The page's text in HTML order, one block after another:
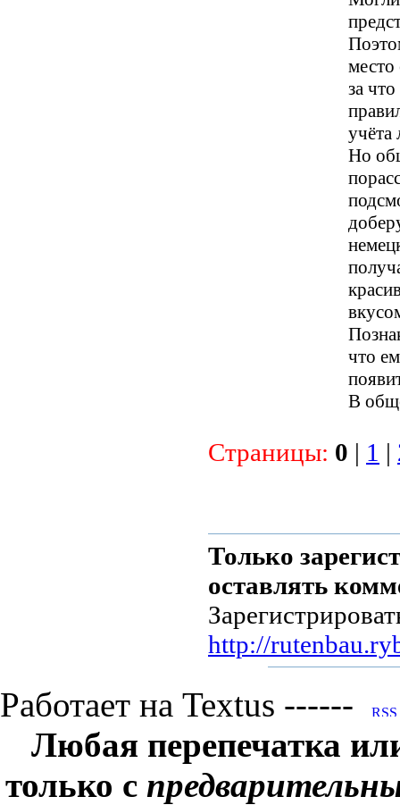
место
за
учёта
Но
что
В
Страницы: 0 | 1 |
Только
оставлять
http://
Работает на Textus ------
Любая перепечатка
только с